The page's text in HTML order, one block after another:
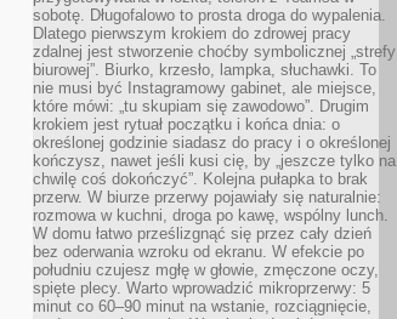
sobotę. Długofalowo to prosta droga do wypalenia.
Dlatego pierwszym krokiem do zdrowej pracy
zdalnej jest stworzenie choćby symbolicznej „strefy
biurowej”. Biurko, krzesło, lampka, słuchawki. To
nie musi być Instagramowy gabinet, ale miejsce,
które mówi: „tu skupiam się zawodowo”. Drugim
krokiem jest rytuał początku i końca dnia: o
określonej godzinie siadasz do pracy i o określonej
kończysz, nawet jeśli kusi cię, by „jeszcze tylko na
chwilę coś dokończyć”. Kolejna pułapka to brak
przerw. W biurze przerwy pojawiały się naturalnie:
rozmowa w kuchni, droga po kawę, wspólny lunch.
W domu łatwo prześlizgnąć się przez cały dzień
bez oderwania wzroku od ekranu. W efekcie po
południu czujesz mgłę w głowie, zmęczone oczy,
spięte plecy. Warto wprowadzić mikroprzerwy: 5
minut co 60–90 minut na wstanie, rozciągnięcie,